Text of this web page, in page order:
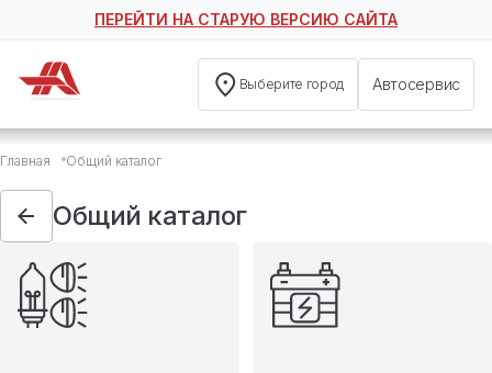
ПЕРЕЙТИ НА СТАРУЮ ВЕРСИЮ САЙТА
Выберите город Автосервис
Общий каталог
Автосвет
Автотовары
Запчасти
Масла и технические жидкости
Мототовары
Туризм
Главная Общий каталог
Общий каталог